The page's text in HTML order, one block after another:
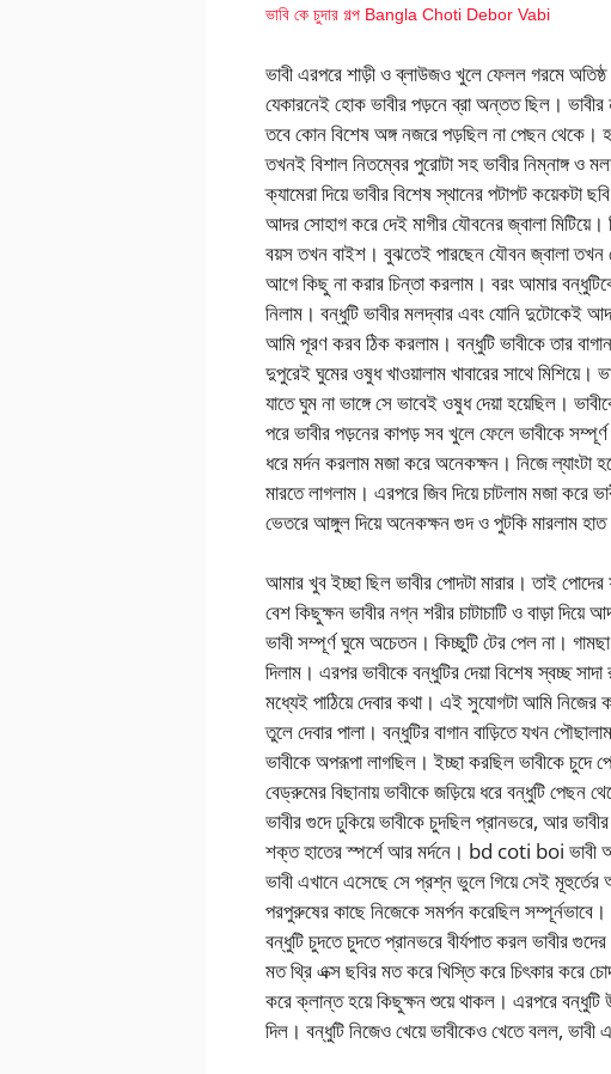
ভাবি কে চুদার গল্প Bangla Choti Debor Vabi
ভাবী এরপরে শাড়ী ও ব্লাউজও খুলে ফেলল গরমে
যেকারনেই হোক ভাবীর পড়নে ব্রা অন্তত ছিল।
তবে কোন বিশেষ অঙ্গ নজরে পড়ছিল না পেছন থেকে।
তখনই বিশাল নিতম্বের পুরোটা সহ ভাবীর নিম্নাঙ্গ ও
ক্যামেরা দিয়ে ভাবীর বিশেষ স্থানের পটাপট কয়েকটা
আদর সোহাগ করে দেই মাগীর যৌবনের জ্বালা
বয়স তখন বাইশ। বুঝতেই পারছেন যৌবন জ্বালা
আগে কিছু না করার চিন্তা করলাম। বরং আমার
নিলাম। বন্ধুটি ভাবীর মলদ্বার এবং যোনি দুটোকেই
আমি পূরণ করব ঠিক করলাম। বন্ধুটি ভাবীকে তার
দুপুরেই ঘুমের ওষুধ খাওয়ালাম খাবারের সাথে মিশিয়ে।
যাতে ঘুম না ভাঙ্গে সে ভাবেই ওষুধ দেয়া হয়েছিল।
পরে ভাবীর পড়নের কাপড় সব খুলে ফেলে ভাবীকে
ধরে মর্দন করলাম মজা করে অনেকক্ষন। নিজে ল্যাংটা
মারতে লাগলাম। এরপরে জিব দিয়ে চাটলাম মজা করে
ভেতরে আঙ্গুল দিয়ে অনেকক্ষন গুদ ও পুটকি মারলাম হাত
আমার খুব ইচ্ছা ছিল ভাবীর পোদটা মারার। তাই
বেশ কিছুক্ষন ভাবীর নগ্ন শরীর চাটাচাটি ও বাড়া
ভাবী সম্পূর্ণ ঘুমে অচেতন। কিচ্ছুটি টের পেল না। গামছা
দিলাম। এরপর ভাবীকে বন্ধুটির দেয়া বিশেষ স্বচ্ছ
মধ্যেই পাঠিয়ে দেবার কথা। এই সুযোগটা আমি নিজের
তুলে দেবার পালা। বন্ধুটির বাগান বাড়িতে যখন
ভাবীকে অপরূপা লাগছিল। ইচ্ছা করছিল ভাবীকে চুদে
বেড্রুমের বিছানায় ভাবীকে জড়িয়ে ধরে বন্ধুটি পেছন
ভাবীর গুদে ঢুকিয়ে ভাবীকে চুদছিল প্রানভরে, আর
শক্ত হাতের স্পর্শে আর মর্দনে। bd coti boi ভাবী
ভাবী এখানে এসেছে সে প্রশ্ন ভুলে গিয়ে সেই
পরপুরুষের কাছে নিজেকে সমর্পন করেছিল
বন্ধুটি চুদতে চুদতে প্রানভরে বীর্যপাত করল ভাবীর
মত থ্রি এক্স ছবির মত করে খিস্তি করে চিৎকার করে
করে ক্লান্ত হয়ে কিছুক্ষন শুয়ে থাকল। এরপরে বন্ধুটি
দিল। বন্ধুটি নিজেও খেয়ে ভাবীকেও খেতে বলল,